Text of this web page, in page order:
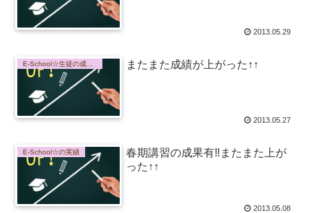
2013.05.29
またまた成績が上がった↑↑
2013.05.27
E-School☆の実績
春期講習の成果有‼またまた上が
った↑↑
2013.05.08